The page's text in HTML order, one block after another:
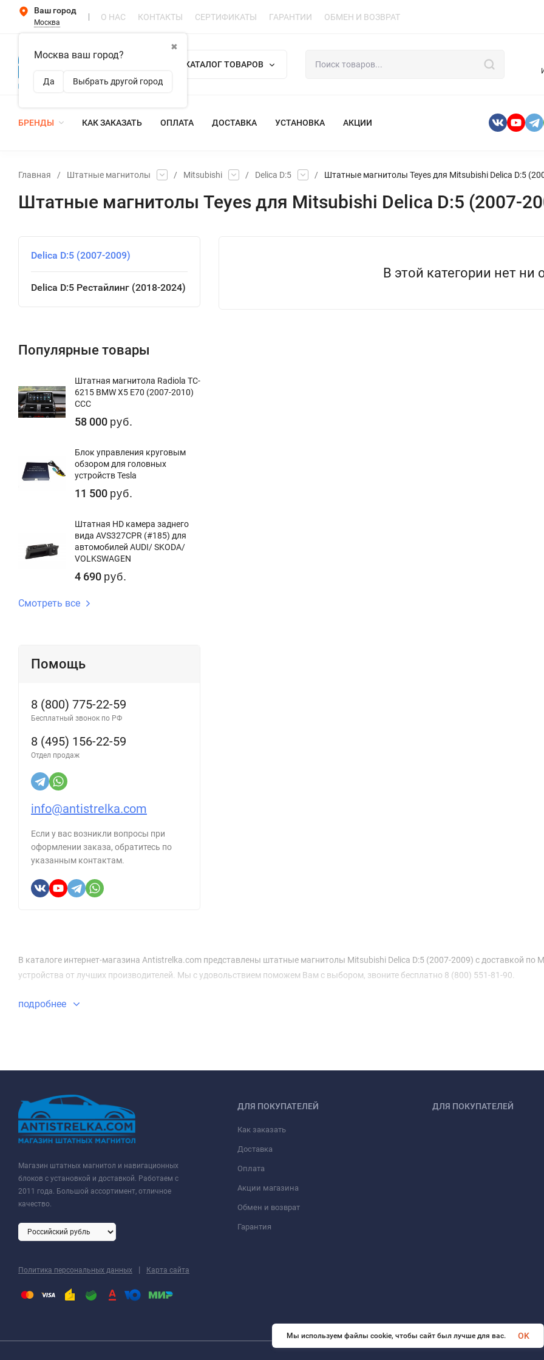
Ваш город
Москва
✖
Москва ваш город?
Да Выбрать другой город
О НАС КОНТАКТЫ СЕРТИФИКАТЫ ГАРАНТИИ ОБМЕН И ВОЗВРАТ
КАТАЛОГ ТОВАРОВ
БРЕНДЫ КАК ЗАКАЗАТЬ ОПЛАТА ДОСТАВКА УСТАНОВКА АКЦИИ
Главная / Штатные магнитолы / Mitsubishi / Delica D:5 / Штатные магнитолы Teyes для Mitsubishi Delica D:5
Штатные магнитолы Teyes для Mitsubishi Delica D:5 (2007-
Delica D:5 (2007-2009)
Delica D:5 Рестайлинг (2018-2024)
Популярные товары
Штатная магнитола Radiola TC-
6215 BMW X5 E70 (2007-2010)
CCC
58 000 руб.
Блок управления круговым
обзором для головных
устройств Tesla
11 500 руб.
Штатная HD камера заднего
вида AVS327CPR (#185) для
автомобилей AUDI/ SKODA/
VOLKSWAGEN
4 690 руб.
Смотреть все
Помощь
8 (800) 775-22-59
Бесплатный звонок по РФ
8 (495) 156-22-59
Отдел продаж
info@antistrelka.com
Если у вас возникли вопросы при
оформлении заказа, обратитесь по
указанным контактам.
В этой категории нет ни
В каталоге интернет-магазина Antistrelka.com представлены штатные магнитолы Mitsubishi Delica D:5 (2007-2009) с доставкой
устройства от лучших производителей. Мы с удовольствием поможем Вам с выбором, звоните бесплатно 8 (800) 551-81-90.
подробнее
Магазин штатных магнитол и навигационных
блоков с установкой и доставкой. Работаем с
2011 года. Большой ассортимент, отличное
качество.
Политика персональных данных | Карта сайта
ДЛЯ ПОКУПАТЕЛЕЙ
Как заказать
Доставка
Оплата
Акции магазина
Обмен и возврат
Гарантия
ДЛЯ ПОКУПАТЕЛЕЙ
Мы используем файлы cookie, чтобы сайт был лучше для вас. OK